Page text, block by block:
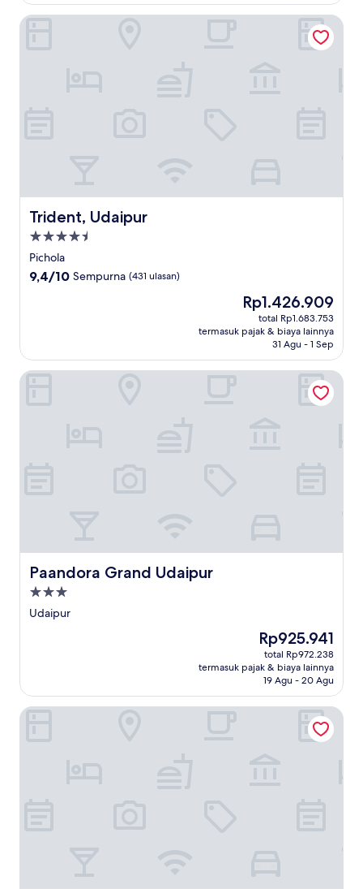
Trident, Udaipur
Trident, Udaipur
Properti
bintang
4.5
Pichola
9.4
9,4/10 Sempurna (431 ulasan)
Harga
sekarang
Rp1.426.909
Rp1.426.909
total Rp1.683.753
termasuk pajak & biaya lainnya
31 Agu - 1 Sep
Trident, Udaipur
Paandora Grand Udaipur
Paandora Grand Udaipur
Properti
bintang
Udaipur
Harga
sekarang
Rp925.941
Rp925.941
total Rp972.238
termasuk pajak & biaya lainnya
19 Agu - 20 Agu
Paandora Grand Udaipur
Hotel Bhawani